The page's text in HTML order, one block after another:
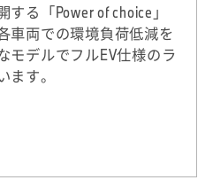
る「Power of choice」
車両での環境負荷低減を
モデルでフルEV仕様のラ
す。